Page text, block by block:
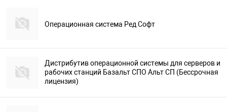
Операционная система Ред Софт
Дистрибутив операционной системы для серверов и
рабочих станций Базальт СПО Альт СП (Бессрочная
лицензия)